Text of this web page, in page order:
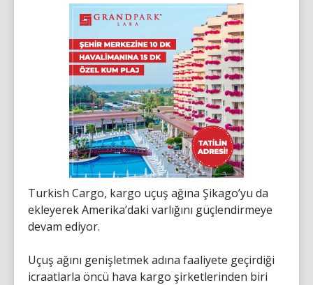
Turkish Cargo, kargo uçuş ağına Şikago’yu da
ekleyerek Amerika’daki varlığını güçlendirmeye
devam ediyor.
Uçuş ağını genişletmek adına faaliyete geçirdiği
icraatlarla öncü hava kargo şirketlerinden biri